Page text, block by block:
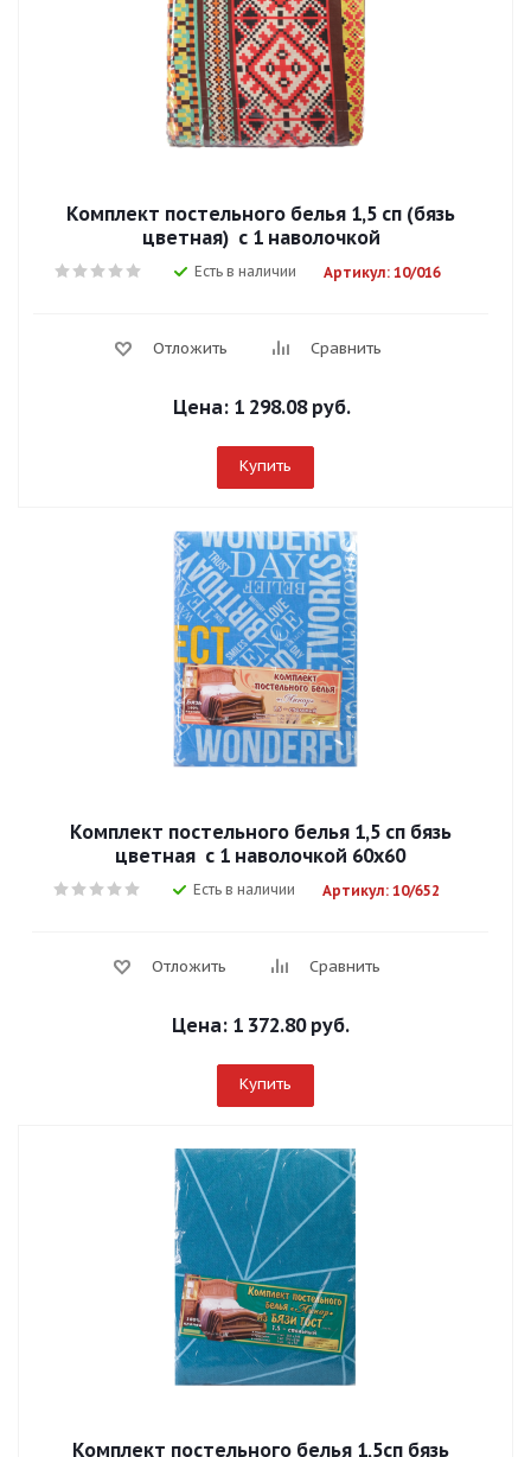
Комплект постельного белья 1,5 сп (бязь
цветная) с 1 наволочкой
Есть в наличии Артикул: 10/016
Отложить Сравнить
Цена: 1 298.08 руб.
Купить
Комплект постельного белья 1,5 сп бязь
цветная с 1 наволочкой 60х60
Есть в наличии Артикул: 10/652
Отложить Сравнить
Цена: 1 372.80 руб.
Купить
Комплект постельного белья 1,5сп бязь